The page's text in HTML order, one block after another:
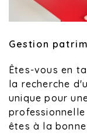
Gestion
Êtes-vous en
la recherche
unique pour
êtes à la